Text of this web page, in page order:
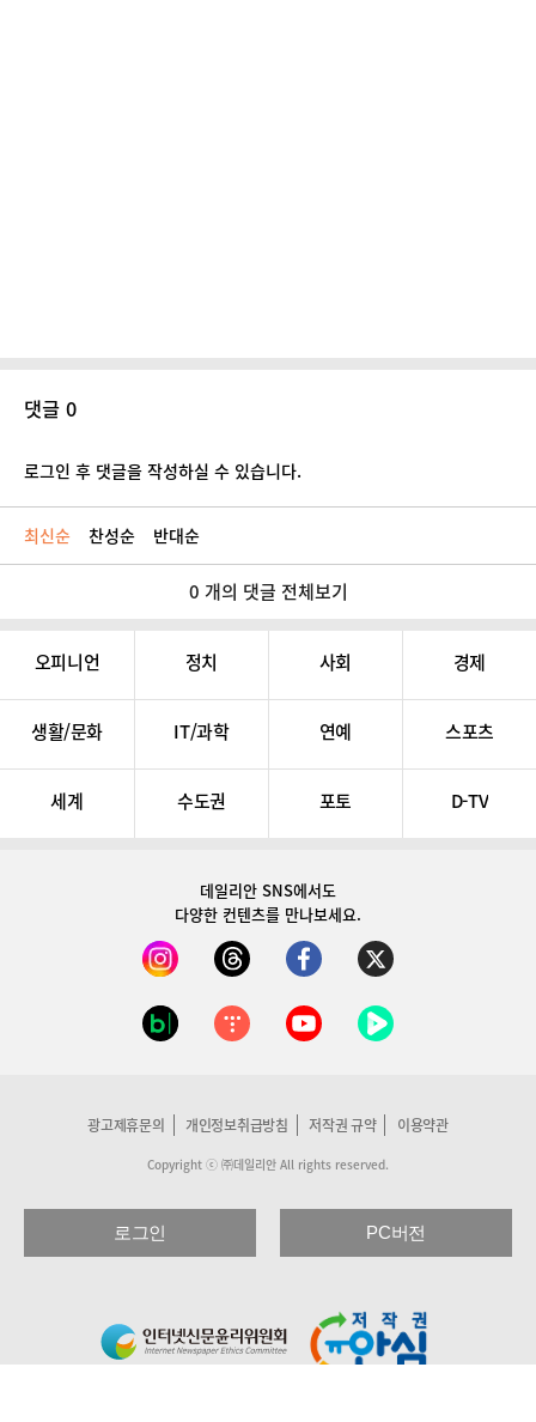
댓글 0
로그인 후 댓글을 작성하실 수 있습니다.
최신순 찬성순 반대순
0 개의 댓글 전체보기
오피니언 정치 사회 경제
생활/문화 IT/과학 연예 스포츠
세계 수도권 포토 D-TV
데일리안 SNS에서도
다양한 컨텐츠를 만나보세요.
광고제휴문의 개인정보취급방침 저작권 규약 이용약관
Copyright ⓒ ㈜데일리안 All rights reserved.
로그인 PC버전